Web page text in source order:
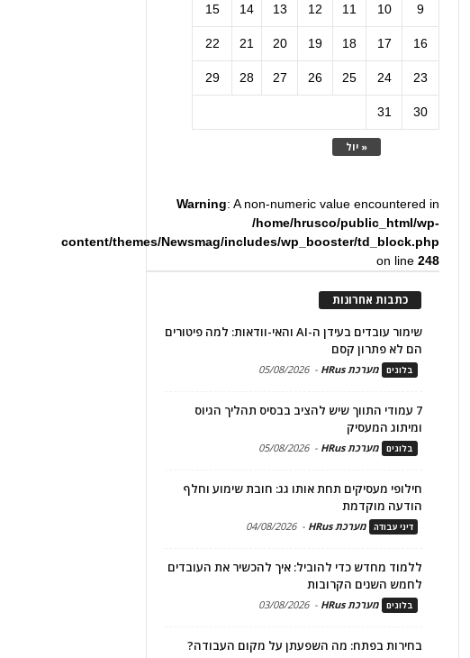
« יול
9
10
11
12
13
14
15
16
17
18
19
20
21
22
23
24
25
26
27
28
29
30
31
Warning: A non-numeric value encountered in
/home/hrusco/public_html/wp-
content/themes/Newsmag/includes/wp_booster/td_block.php
on line248
כתבות אחרונות
שימור עובדים בעידן ה-AI והאי-וודאות: למה פיטורים
הם לא פתרון קסם
בלוגים מערכת HRus -
05/08/2026
7 עמודי התווך שיש להציב בבסיס תהליך הגיוס
ומיתוג המעסיק
בלוגים מערכת HRus -
05/08/2026
חילופי מעסיקים תחת אותו גג: חובת שימוע וחלף
הודעה מוקדמת
דיני עבודה מערכת HRus -
04/08/2026
ללמוד מחדש כדי להוביל: איך להכשיר את העובדים
לחמש השנים הקרובות
בלוגים מערכת HRus -
03/08/2026
בחירות בפתח: מה השפעתן על מקום העבודה?